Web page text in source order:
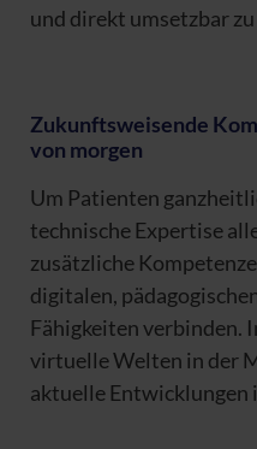
und direkt umsetzbar
Zukunftsweisende
von morgen
Um Patienten
technische Expertise
zusätzliche
digitalen,
Fähigkeiten
virtuelle Welten in der
aktuelle Entwicklungen